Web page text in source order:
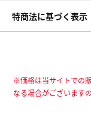
特商法に基づく表示
※価格は当サイトでの
なる場合がございます